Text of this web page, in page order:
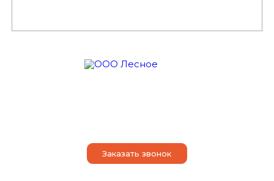
Заказать звонок